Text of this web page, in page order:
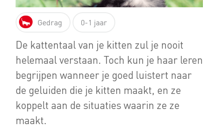
Gedrag 0-1 jaar
De kattentaal van je kitten zul je nooit
helemaal verstaan. Toch kun je haar leren
begrijpen wanneer je goed luistert naar
de geluiden die je kitten maakt, en ze
koppelt aan de situaties waarin ze ze
maakt.